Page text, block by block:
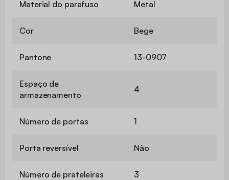
Material do parafuso Metal
Cor Bege
Pantone 13-0907
Espaço de
armazenamento
4
Número de portas 1
Porta reversível Não
Número de prateleiras 3